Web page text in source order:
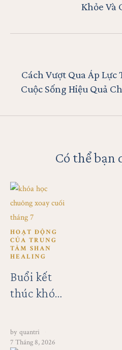
Khỏe Và
Cách Vượt Qua Áp Lực
Cuộc Sống Hiệu Quả
Có thể bạn
HOẠT ĐỘNG
CỦA TRUNG
TÂM SHAN
HEALING
Buổi kết
thúc khóa
chuông
cuối tháng
by quantri
7 Tháng 8, 2026